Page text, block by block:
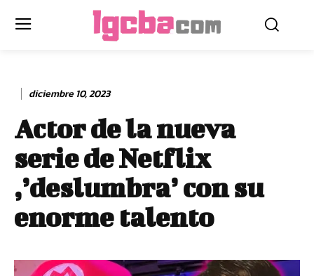
diciembre 10, 2023
Actor de la nueva
serie de Netflix
,’deslumbra’ con su
enorme talento